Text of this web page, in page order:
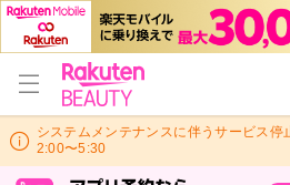
システムメンテナンスに伴うサービス
2:00〜5:30